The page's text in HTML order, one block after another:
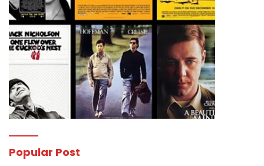
Popular Post